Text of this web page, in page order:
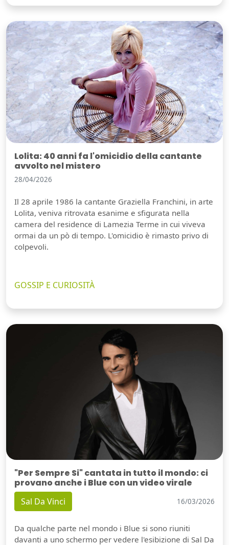
Lolita: 40 anni fa l'omicidio della cantante
avvolto nel mistero
28/04/2026
Il 28 aprile 1986 la cantante Graziella Franchini, in arte
Lolita, veniva ritrovata esanime e sfigurata nella
camera del residence di Lamezia Terme in cui viveva
ormai da un pò di tempo. L'omicidio è rimasto privo di
colpevoli.
GOSSIP E CURIOSITÀ
"Per Sempre Si" cantata in tutto il mondo: ci
provano anche i Blue con un video virale
Sal Da Vinci 16/03/2026
Da qualche parte nel mondo i Blue si sono riuniti
davanti a uno schermo per vedere l'esibizione di Sal Da